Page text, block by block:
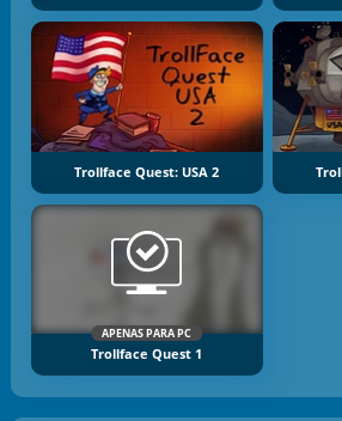
Trollface Quest: USA 2
APENAS PARA PC
Trollface Quest 1